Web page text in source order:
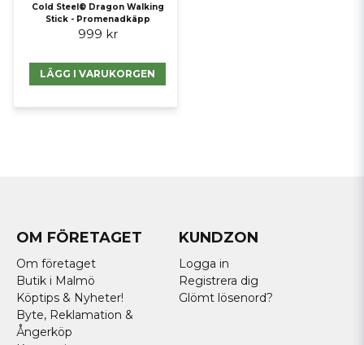
Cold Steel® Dragon Walking
Stick - Promenadkäpp
999 kr
LÄGG I VARUKORGEN
OM FÖRETAGET
Om företaget
Butik i Malmö
Köptips & Nyheter!
Byte, Reklamation &
Ångerköp
KUNDZON
Logga in
Registrera dig
Glömt lösenord?